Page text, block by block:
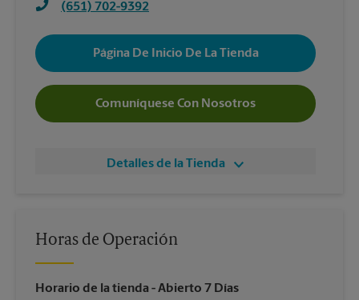
(651) 702-9392
Página De Inicio De La Tienda
Comuníquese Con Nosotros
Detalles de la Tienda
Horas de Operación
Horario de la tienda - Abierto 7 Días